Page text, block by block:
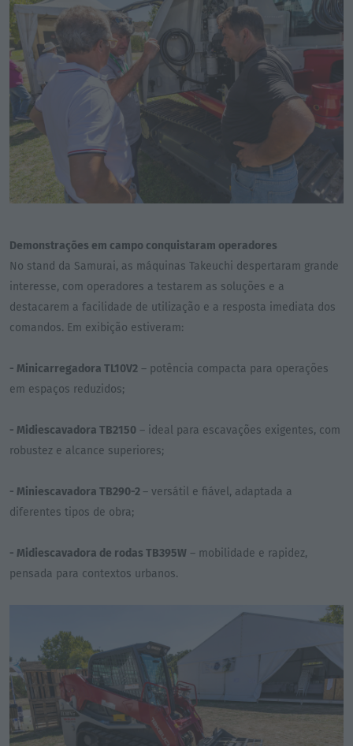
Demonstrações em campo conquistaram operadores
No stand da Samurai, as máquinas Takeuchi despertaram grande
interesse, com operadores a testarem as soluções e a
destacarem a facilidade de utilização e a resposta imediata dos
comandos. Em exibição estiveram:
- Minicarregadora TL10V2 – potência compacta para operações
em espaços reduzidos;
- Midiescavadora TB2150 – ideal para escavações exigentes, com
robustez e alcance superiores;
- Miniescavadora TB290-2 – versátil e fiável, adaptada a
diferentes tipos de obra;
- Midiescavadora de rodas TB395W – mobilidade e rapidez,
pensada para contextos urbanos.